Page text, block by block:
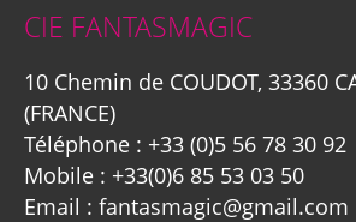
CIE FANTASMAGIC
10 Chemin de COUDOT, 33360
(FRANCE)
Téléphone : +33 (0)5 56 78 30 92
Mobile : +33(0)6 85 53 03 50
Email : fantasmagic@gmail.com